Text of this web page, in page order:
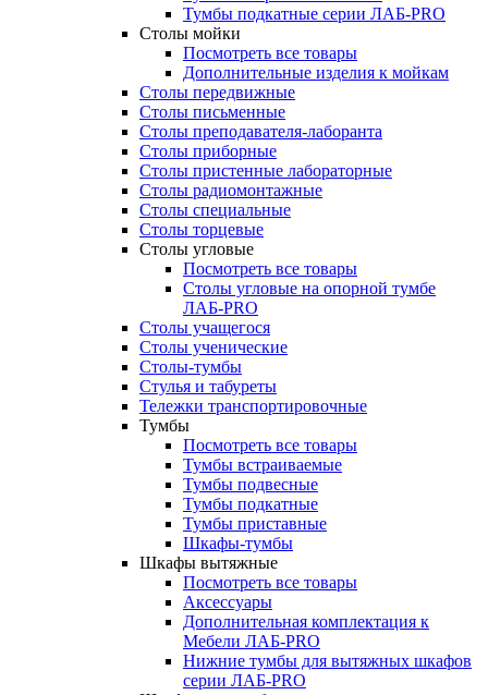
Тумбы подкатные серии ЛАБ-PRO
Столы мойки
Посмотреть все товары
Дополнительные изделия к мойкам
Столы передвижные
Столы письменные
Столы преподавателя-лаборанта
Столы приборные
Столы пристенные лабораторные
Столы радиомонтажные
Столы специальные
Столы торцевые
Столы угловые
Посмотреть все товары
Столы угловые на опорной тумбе
ЛАБ-PRO
Столы учащегося
Столы ученические
Столы-тумбы
Стулья и табуреты
Тележки транспортировочные
Тумбы
Посмотреть все товары
Тумбы встраиваемые
Тумбы подвесные
Тумбы подкатные
Тумбы приставные
Шкафы-тумбы
Шкафы вытяжные
Посмотреть все товары
Аксессуары
Дополнительная комплектация к
Мебели ЛАБ-PRO
Нижние тумбы для вытяжных шкафов
серии ЛАБ-PRO